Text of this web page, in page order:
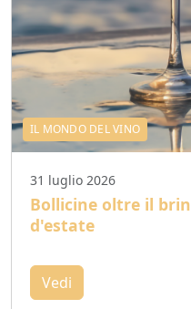
IL MONDO DEL VINO
31 luglio 2026
Bollicine oltre il
d'estate
Vedi